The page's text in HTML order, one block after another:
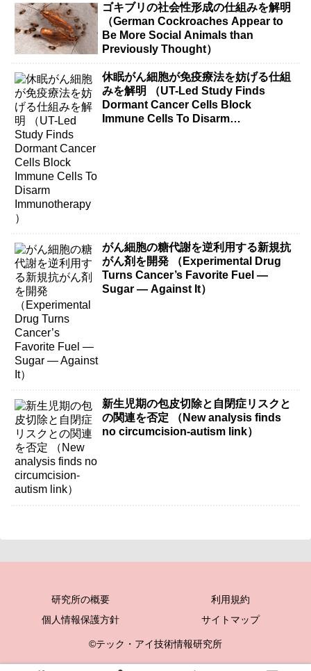
ゴキブリの社会性形成の仕組みを解明
（German Cockroaches Appear to
Be More Social Animals than
Previously Thought）
休眠がん細胞が免疫療法を妨げる仕組
みを解明 （UT-Led Study Finds
Dormant Cancer Cells Block
Immune Cells To Disarm
がん細胞の糖代謝を逆利用する新規抗
がん剤を開発 （Experimental Drug
Turns Cancer’s Favorite Fuel —
Sugar — Against It）
新生児期の包皮切除と自閉症リスクと
の関連を否定 （New analysis finds
no circumcision-autism link）
研究所の概要
利用規約
個人情報保護方針
サイトマップ
©テック・アイ技術情報研究所